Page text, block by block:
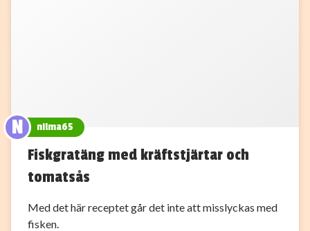
N nilma65
Fiskgratäng med kräftstjärtar och
tomatsås
Med det här receptet går det inte att misslyckas med
fisken.